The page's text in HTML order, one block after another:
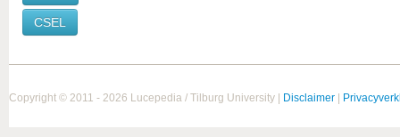
CSEL
Copyright © 2011 - 2026 Lucepedia / Tilburg University | Disclaimer